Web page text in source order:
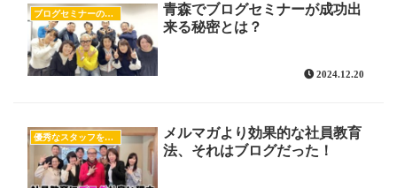
ブログセミナーの様子
青森でブログセミナーが成功出
来る秘密とは？
2024.12.20
優秀なスタッフを育てたい
メルマガより効果的な社員教育
法、それはブログだった！